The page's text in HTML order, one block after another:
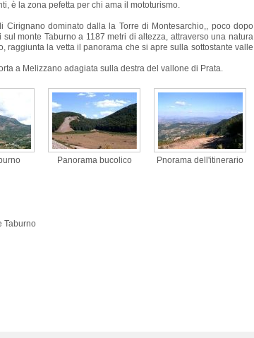
è la zona pefetta per chi ama il mototurismo.
Cirignano dominato dalla la Torre di Montesarchio,, poco dopo
monte Taburno a 1187 metri di altezza, attraverso una natura
raggiunta la vetta il panorama che si apre sulla sottostante valle
a Melizzano adagiata sulla destra del vallone di Prata.
Panorama bucolico Pnorama dell'itinerario
Taburno